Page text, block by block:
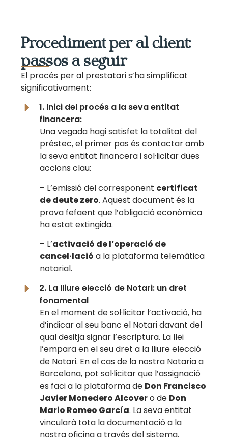
Procediment per al client:
passos a seguir
El procés per al prestatari s’ha simplificat
significativament:
1. Inici del procés a la seva entitat
financera:
Una vegada hagi satisfet la totalitat del
préstec, el primer pas és contactar amb
la seva entitat financera i sol·licitar dues
accions clau:
– L’emissió del corresponent certificat
de deute zero. Aquest document és la
prova fefaent que l’obligació econòmica
ha estat extingida.
– L’activació de l’operació de
cancel·lació a la plataforma telemàtica
notarial.
2. La lliure elecció de Notari: un dret
fonamental
En el moment de sol·licitar l’activació, ha
d’indicar al seu banc el Notari davant del
qual desitja signar l’escriptura. La llei
l’empara en el seu dret a la lliure elecció
de Notari. En el cas de la nostra Notaria a
Barcelona, pot sol·licitar que l’assignació
es faci a la plataforma de Don Francisco
Javier Monedero Alcovero de Don
Mario Romeo García. La seva entitat
vincularà tota la documentació a la
nostra oficina a través del sistema.